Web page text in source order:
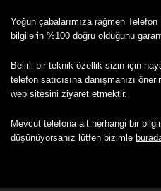
Yoğun çabalarımıza rağmen
bilgilerin %100 doğru olduğunu
Belirli bir teknik özellik sizin için
telefon satıcısına danışmanızı
web sitesini ziyaret etmektir.
Mevcut telefona ait herhangi bir
düşünüyorsanız lütfen bizimle